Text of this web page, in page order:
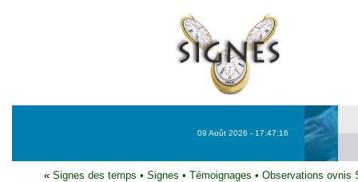
09 Août 2026 - 17:47:16
« Signes des temps • Signes • Témoignages • Observations ovnis